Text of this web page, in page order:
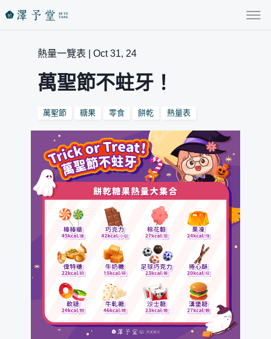
熱量一覽表 | Oct 31, 24
萬聖節不蛀牙！
萬聖節 糖果 零食 餅乾 熱量表